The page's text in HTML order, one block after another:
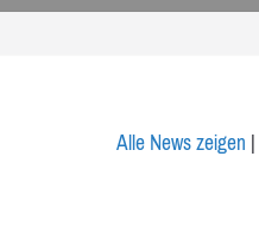
Alle News zeigen|